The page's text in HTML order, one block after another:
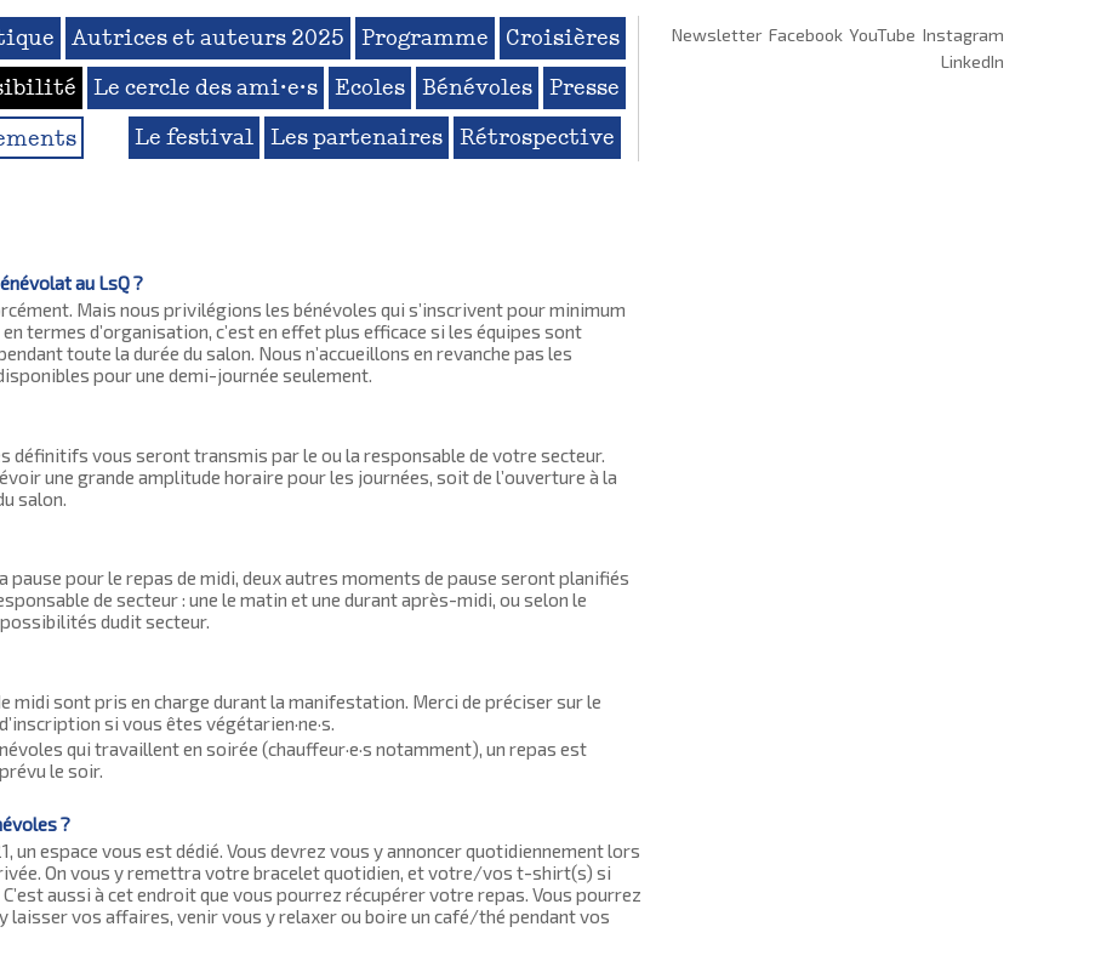
Autrices et auteurs 2025 Programme Croisières
Le cercle des ami·e·s Ecoles Bénévoles Presse
Le festival Les partenaires Rétrospective
Newsletter Facebook YouTube Instagram
LinkedIn
au LsQ ?
Mais nous privilégions les bénévoles qui s’inscrivent pour minimum
termes d’organisation, c’est en effet plus efficace si les équipes sont
toute la durée du salon. Nous n’accueillons en revanche pas les
pour une demi-journée seulement.
définitifs vous seront transmis par le ou la responsable de votre secteur.
une grande amplitude horaire pour les journées, soit de l’ouverture à la
salon.
pause pour le repas de midi, deux autres moments de pause seront planifiés
de secteur : une le matin et une durant après-midi, ou selon le
dudit secteur.
midi sont pris en charge durant la manifestation. Merci de préciser sur le
si vous êtes végétarien·ne·s.
qui travaillent en soirée (chauffeur·e·s notamment), un repas est
le soir.
?
un espace vous est dédié. Vous devrez vous y annoncer quotidiennement lors
On vous y remettra votre bracelet quotidien, et votre/vos t-shirt(s) si
aussi à cet endroit que vous pourrez récupérer votre repas. Vous pourrez
laisser vos affaires, venir vous y relaxer ou boire un café/thé pendant vos